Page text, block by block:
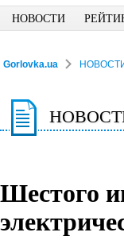
НОВОСТИ
Gorlovka.ua
Шестого